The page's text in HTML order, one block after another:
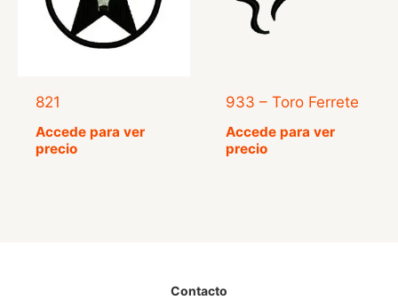
821
Accede para ver
precio
933 – Toro Ferrete
Accede para ver
precio
Contacto